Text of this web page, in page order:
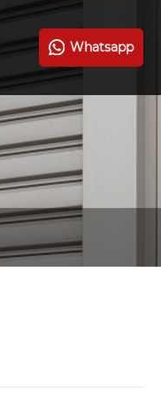
Whatsapp